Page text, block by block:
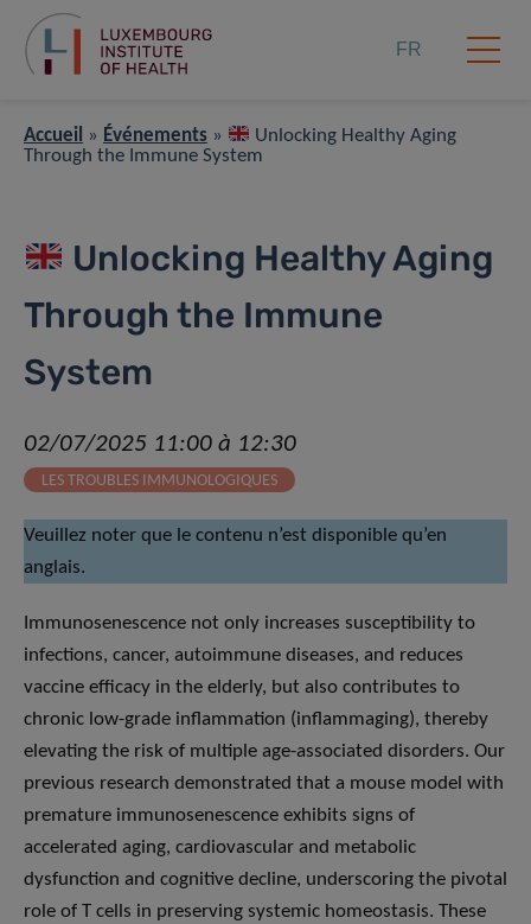
FR
Accueil » Événements »
Unlocking Healthy Aging
Through the Immune System
Unlocking Healthy Aging
Through the Immune
System
02/07/2025 11:00 à 12:30
LES TROUBLES IMMUNOLOGIQUES
Veuillez noter que le contenu n’est disponible qu’en
anglais.
Immunosenescence not only increases susceptibility to
infections, cancer, autoimmune diseases, and reduces
vaccine efficacy in the elderly, but also contributes to
chronic low-grade inflammation (inflammaging), thereby
elevating the risk of multiple age-associated disorders. Our
previous research demonstrated that a mouse model with
premature immunosenescence exhibits signs of
accelerated aging, cardiovascular and metabolic
dysfunction and cognitive decline, underscoring the pivotal
role of T cells in preserving systemic homeostasis. These